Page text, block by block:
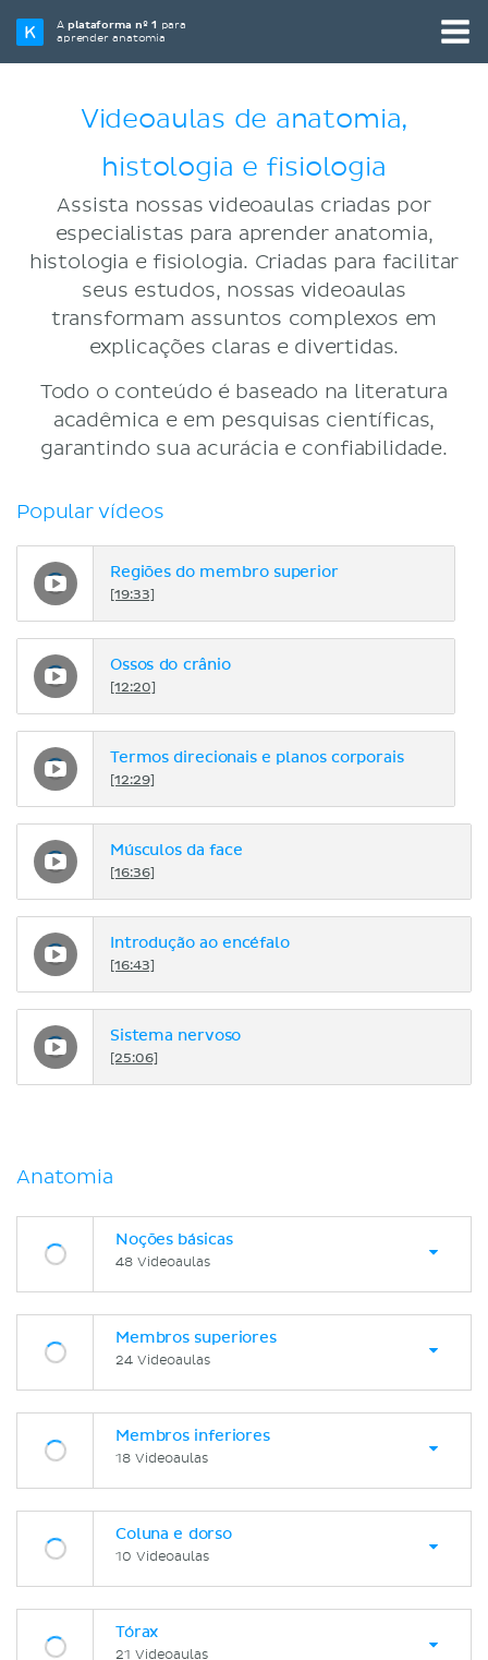
Aplataforma nº 1 para
aprender anatomia
Videoaulas de anatomia,
histologia e fisiologia
Assista nossas videoaulas criadas por
especialistas para aprender anatomia,
histologia e fisiologia. Criadas para facilitar
seus estudos, nossas videoaulas
transformam assuntos complexos em
explicações claras e divertidas.
Todo o conteúdo é baseado na literatura
acadêmica e em pesquisas científicas,
garantindo sua acurácia e confiabilidade.
Popular vídeos
Regiões do membro superior
[19:33]
Ossos do crânio
[12:20]
Termos direcionais e planos corporais
[12:29]
Músculos da face
[16:36]
Introdução ao encéfalo
[16:43]
Sistema nervoso
[25:06]
Anatomia
Noções básicas
48 Videoaulas
Membros superiores
24 Videoaulas
Membros inferiores
18 Videoaulas
Coluna e dorso
10 Videoaulas
Tórax
21 Videoaulas